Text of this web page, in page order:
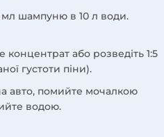
мл шампуню в 10 л води.
концентрат або розведіть 1:5
густоти піни).
авто, помийте мочалкою
водою.